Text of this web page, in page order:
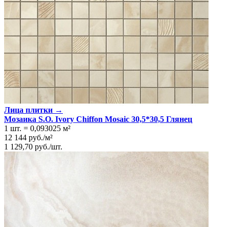
Лица плитки →
Мозаика S.O. Ivory Chiffon Mosaic 30,5*30,5 Глянeц
1 шт. = 0,093025 м²
12 144 руб./м²
1 129,70 руб./шт.